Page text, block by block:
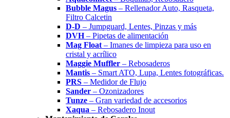
Bubble Magus – Rellenador Auto, Rasqueta,
Filtro Calcetin
D-D – Jumpguard, Lentes, Pinzas y más
DVH– Pipetas de alimentación
Mag Float – Imanes de limpieza para uso en
cristal y acrílico
Maggie Muffler – Rebosaderos
Mantis – Smart ATO, Lupa, Lentes fotográficas.
PRS – Medidor de Flujo
Sander – Ozonizadores
Tunze – Gran variedad de accesorios
Xaqua – Rebosadero Inout